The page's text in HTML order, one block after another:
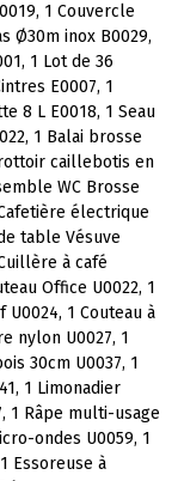
1 Couvercle
Ø30m inox B0029,
1 Lot de 36
E0007, 1
8 L E0018, 1 Seau
1 Balai brosse
caillebotis en
WC Brosse
électrique
table Vésuve
à café
Office U0022, 1
U0024, 1 Couteau à
nylon U0027, 1
30cm U0037, 1
1 Limonadier
1 Râpe multi-usage
ondes U0059, 1
Essoreuse à